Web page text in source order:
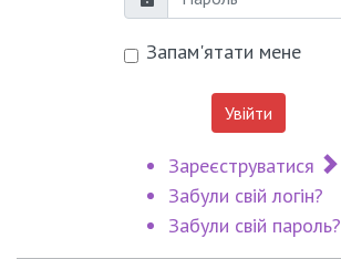
Пароль
Запам'ятати мене
Увійти
Зареєструватися
Забули свій логін?
Забули свій пароль?